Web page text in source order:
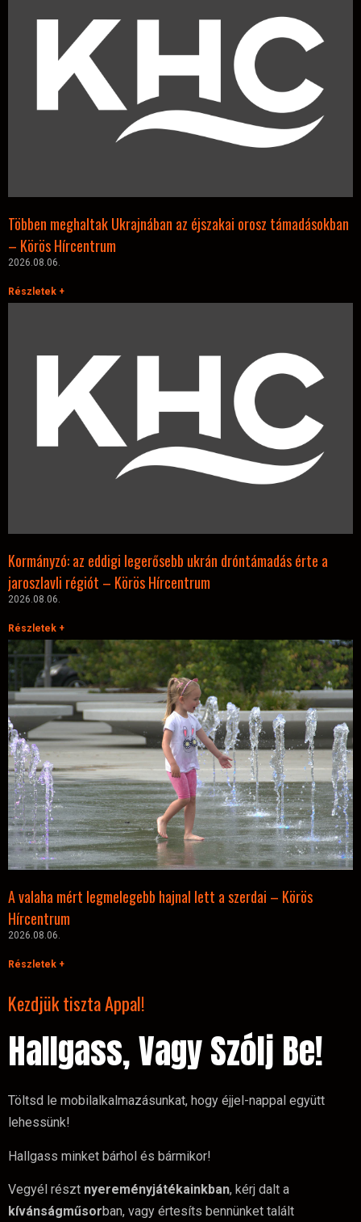
Többen meghaltak Ukrajnában az éjszakai orosz támadásokban
– Körös Hírcentrum
2026.08.06.
Részletek +
Kormányzó: az eddigi legerősebb ukrán dróntámadás érte a
jaroszlavli régiót – Körös Hírcentrum
2026.08.06.
Részletek +
A valaha mért legmelegebb hajnal lett a szerdai – Körös
Hírcentrum
2026.08.06.
Részletek +
Kezdjük tiszta Appal!
Hallgass, Vagy Szólj Be!
Töltsd le mobilalkalmazásunkat, hogy éjjel-nappal együtt
lehessünk!
Hallgass minket bárhol és bármikor!
Vegyél részt nyereményjátékainkban, kérj dalt a
kívánságműsorban, vagy értesíts bennünket talált